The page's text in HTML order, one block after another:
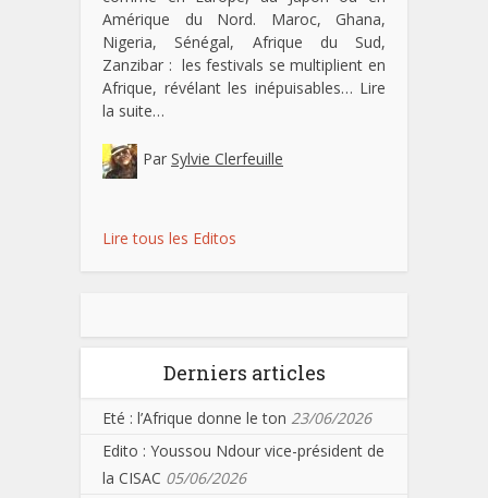
Amérique du Nord. Maroc, Ghana,
Nigeria, Sénégal, Afrique du Sud,
Zanzibar : les festivals se multiplient en
Afrique, révélant les inépuisables… Lire
la suite…
Par Sylvie Clerfeuille
Lire tous les Editos
Derniers articles
Eté : l’Afrique donne le ton 23/06/2026
Edito : Youssou Ndour vice-président de
la CISAC 05/06/2026